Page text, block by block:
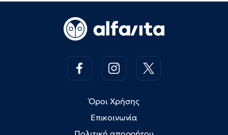
Όροι Χρήσης
Επικοινωνία